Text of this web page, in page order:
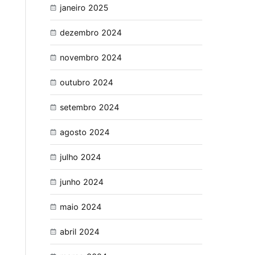
janeiro 2025
dezembro 2024
novembro 2024
outubro 2024
setembro 2024
agosto 2024
julho 2024
junho 2024
maio 2024
abril 2024